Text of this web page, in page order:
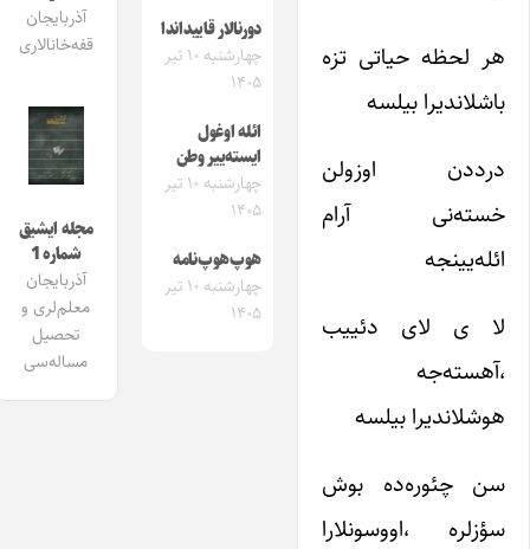
هر لحظه حیاتی تزه
باشلاندیرا بیلسه
درددن اوزولن
خسته‌نی آرام
ائله‌یینجه
لا ی لای دئییب
،آهسته‌جه
هوشلاندیرا بیلسه
سن چئوره‌ده بوش
سؤزلره ،اووسونلارا
دورنالار قاییداندا
چهارشنبه ۱۰ تیر
۱۴۰۵
ائله اوغول
ایسته‌ییر وطن
چهارشنبه ۱۰ تیر
۱۴۰۵
هوپ‌هوپ‌نامه
چهارشنبه ۱۰ تیر
۱۴۰۵
آذربایجان
قفه‌خانالاری
مجله ایشیق
شماره 1
آذربایجان
معلم‌لری و
تحصیل
مساله‌سی